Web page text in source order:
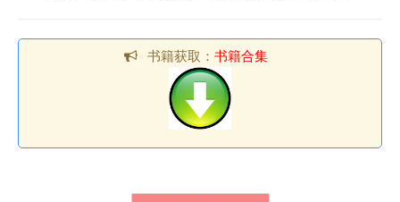
书籍获取： 书籍合集